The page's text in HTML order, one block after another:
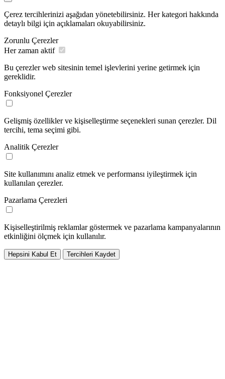
Çerez tercihlerinizi aşağıdan yönetebilirsiniz. Her kategori hakkında
detaylı bilgi için açıklamaları okuyabilirsiniz.
Zorunlu Çerezler
Her zaman aktif
Bu çerezler web sitesinin temel işlevlerini yerine getirmek için
gereklidir.
Fonksiyonel Çerezler
Gelişmiş özellikler ve kişiselleştirme seçenekleri sunan çerezler. Dil
tercihi, tema seçimi gibi.
Analitik Çerezler
Site kullanımını analiz etmek ve performansı iyileştirmek için
kullanılan çerezler.
Pazarlama Çerezleri
Kişiselleştirilmiş reklamlar göstermek ve pazarlama kampanyalarının
etkinliğini ölçmek için kullanılır.
Hepsini Kabul Et Tercihleri Kaydet